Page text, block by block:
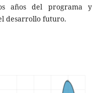
años del programa y
desarrollo futuro.